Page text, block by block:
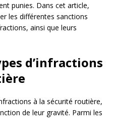
punies. Dans cet article,
les différentes sanctions
ainsi que leurs
d’infractions
à la sécurité routière,
de leur gravité. Parmi les